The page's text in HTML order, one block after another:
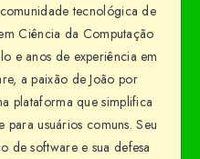
tecnológica de
Ciência da Computação
e anos de experiência em
a paixão de João por
plataforma que simplifica
usuários comuns. Seu
de software e sua defesa